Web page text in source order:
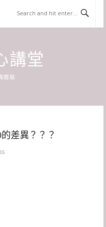
講堂
體驗
差異？？？